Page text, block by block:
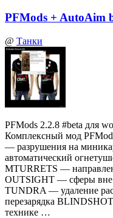
PFMods + AutoAim
@ Танки
PFMods 2.2.8 #beta для
Комплексный мод
— разрушения на
автоматический
MTURRETS —
OUTSIGHT — сферы
TUNDRA — удаление
перезарядка
технике …